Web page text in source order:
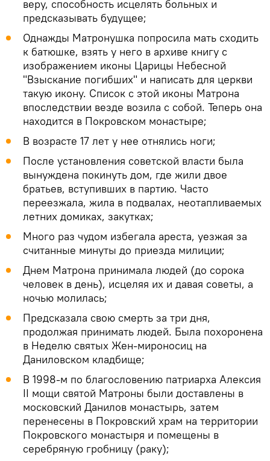
веру, способность исцелять больных и
предсказывать будущее;
Однажды Матронушка попросила мать сходить
к батюшке, взять у него в архиве книгу с
изображением иконы Царицы Небесной
"Взыскание погибших" и написать для церкви
такую икону. Список с этой иконы Матрона
впоследствии везде возила с собой. Теперь она
находится в Покровском монастыре;
В возрасте 17 лет у нее отнялись ноги;
После установления советской власти была
вынуждена покинуть дом, где жили двое
братьев, вступивших в партию. Часто
переезжала, жила в подвалах, неотапливаемых
летних домиках, закутках;
Много раз чудом избегала ареста, уезжая за
считанные минуты до приезда милиции;
Днем Матрона принимала людей (до сорока
человек в день), исцеляя их и давая советы, а
ночью молилась;
Предсказала свою смерть за три дня,
продолжая принимать людей. Была похоронена
в Неделю святых Жен-мироносиц на
Даниловском кладбище;
В 1998-м по благословению патриарха Алексия
II мощи святой Матроны были доставлены в
московский Данилов монастырь, затем
перенесены в Покровский храм на территории
Покровского монастыря и помещены в
серебряную гробницу (раку);